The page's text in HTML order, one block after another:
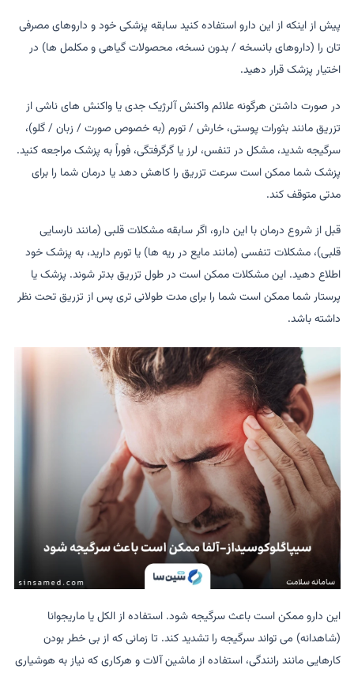
پیش از اینکه از این دارو استفاده کنید سابقه پزشکی خود و داروهای مصرفی
تان را (داروهای بانسخه / بدون نسخه، محصولات گیاهی و مکلمل ها) در
اختیار پزشک قرار دهید.
در صورت داشتن هرگونه علائم واکنش آلرژیک جدی یا واکنش های ناشی از
تزریق مانند بثورات پوستی، خارش / تورم (به خصوص صورت / زبان / گلو)،
سرگیجه شدید، مشکل در تنفس، لرز یا گرگرفتگی، فوراً به پزشک مراجعه کنید.
پزشک شما ممکن است سرعت تزریق را کاهش دهد یا درمان شما را برای
مدتی متوقف کند.
قبل از شروع درمان با این دارو، اگر سابقه مشکلات قلبی (مانند نارسایی
قلبی)، مشکلات تنفسی (مانند مایع در ریه ها) یا تورم دارید، به پزشک خود
اطلاع دهید. این مشکلات ممکن است در طول تزریق بدتر شوند. پزشک یا
پرستار شما ممکن است شما را برای مدت طولانی تری پس از تزریق تحت نظر
داشته باشد.
این دارو ممکن است باعث سرگیجه شود. استفاده از الکل یا ماریجوانا
(شاهدانه) می تواند سرگیجه را تشدید کند. تا زمانی که از بی خطر بودن
کارهایی مانند رانندگی، استفاده از ماشین آلات و هرکاری که نیاز به هوشیاری